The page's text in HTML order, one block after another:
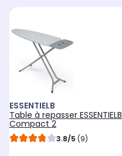
ESSENTIELB
Table à repasser ESSENTIELB
Compact 2
3.8/5 (9)